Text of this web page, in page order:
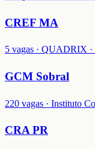
CREF MA
5 vagas · QUADRIX ·
GCM Sobral
220 vagas · Instituto
CRA PR